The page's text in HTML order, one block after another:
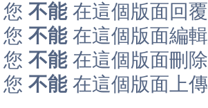
您 不能在這個版面回
您 不能在這個版面編
您 不能在這個版面刪
您 不能在這個版面上